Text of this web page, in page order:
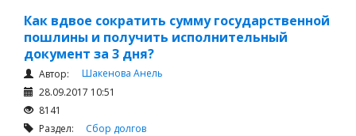
Как вдвое сократить сумму государственной
пошлины и получить исполнительный
документ за 3 дня?
Автор:
Шакенова Анель
28.09.2017 10:51
8141
Раздел: Сбор долгов